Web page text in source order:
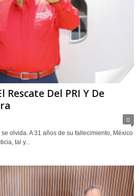
Rescate Del PRI Y De
0
olvida. A 31 años de su fallecimiento, México
tal y...